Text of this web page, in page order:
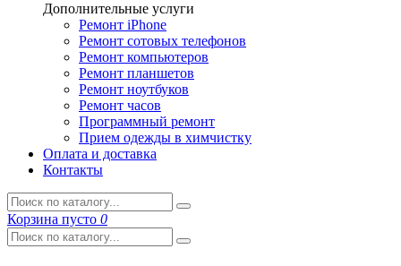
Дополнительные услуги
Ремонт iPhone
Ремонт сотовых телефонов
Ремонт компьютеров
Ремонт планшетов
Ремонт ноутбуков
Ремонт часов
Программный ремонт
Прием одежды в химчистку
Оплата и доставка
Контакты
Корзина пусто 0